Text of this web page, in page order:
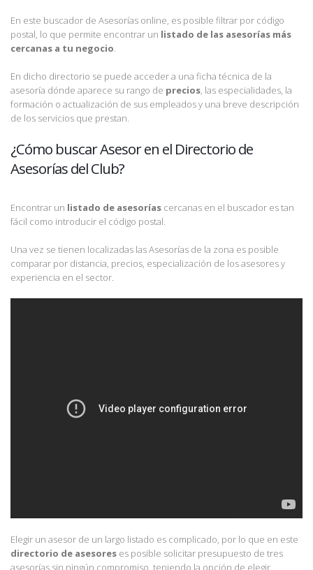
En este buscador de Asesorías online, es posible filtrar por código
postal, lo que permite encontrar un listado de las asesorías más
cercanas a tu negocio.
En dicho directorio se puede acceder a una ficha técnica de la
asesoría dónde aparece su rango de precios, las especialidades, la
formación o actualización de sus empleados y una breve descripción
de los servicios que prestan.
¿Cómo buscar Asesor en el Directorio de
Asesorías del Club?
Encontrar un listado de asesorías cercanas en el buscador es tan
fácil como introducir el código postal.
Una vez se tienen localizadas las Asesorías de la zona es posible
comparar por distancia, precios, especialización de los asesores y
experiencia en el sector.
Elegir un asesor de un largo listado es complicado, por lo que en este
directorio de asesores es posible solicitar presupuesto de tres
asesorías sin ningún compromiso, teniendo la opción de elegir